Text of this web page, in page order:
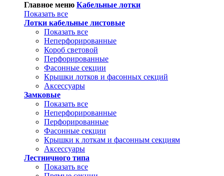
Главное меню Кабельные лотки
Показать все
Лотки кабельные листовые
Показать все
Неперфорированные
Короб световой
Перфорированные
Фасонные секции
Крышки лотков и фасонных секций
Аксессуары
Замковые
Показать все
Неперфорированные
Перфорированные
Фасонные секции
Крышки к лоткам и фасонным секциям
Аксессуары
Лестничного типа
Показать все